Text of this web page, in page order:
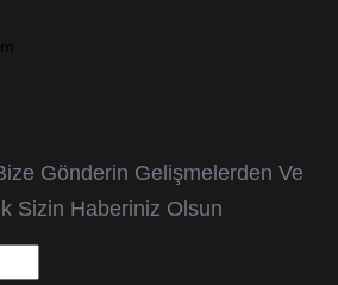
Gönderin Gelişmelerden Ve
Sizin Haberiniz Olsun